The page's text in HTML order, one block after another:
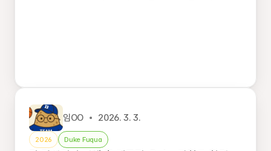
임OO 2026. 3. 3.
2026 Duke Fuqua